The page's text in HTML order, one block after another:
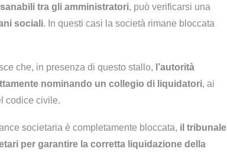
tra gli amministratori, può verificarsi una
sociali. In questi casi la società rimane bloccata
che, in presenza di questo stallo, l’autorità
nominando un collegio di liquidatori, ai
codice civile.
societaria è completamente bloccata, il tribunale
per garantire la corretta liquidazione della